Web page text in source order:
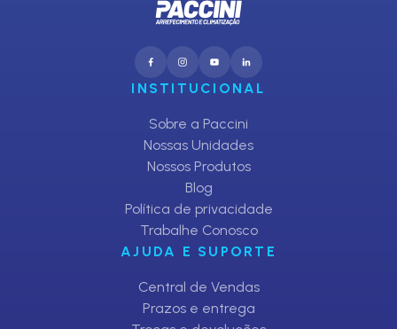
INSTITUCIONAL
Sobre a Paccini
Nossas Unidades
Nossos Produtos
Blog
Política de privacidade
Trabalhe Conosco
AJUDA E SUPORTE
Central de Vendas
Prazos e entrega